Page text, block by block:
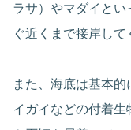
ラサ）やマダイと
ぐ近くまで接岸して
また、海底は基本
イガイなどの付着生